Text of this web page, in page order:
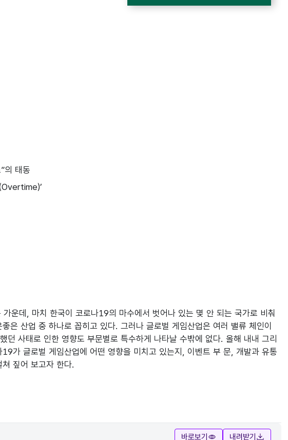
의 태동
운데, 마치 한국이 코로나19의 마수에서 벗어나 있는 몇 안 되는 국가로 비춰
은 산업 중 하나로 꼽히고 있다. 그러나 글로벌 게임산업은 여러 밸류 체인이
사태로 인한 영향도 부문별로 특수하게 나타날 수밖에 없다. 올해 내내 그리
가 글로벌 게임산업에 어떤 영향을 미치고 있는지, 이벤트 부 문, 개발과 유통
짚어 보고자 한다.
바로보기 내려받기